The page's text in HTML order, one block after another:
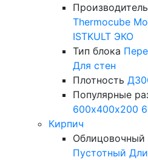
Производитель
Thermocube
ISTKULT ЭКО
Тип блока
Для стен
Плотность
Популярные
600х400х200
Кирпич
Облицовочный
Пустотный